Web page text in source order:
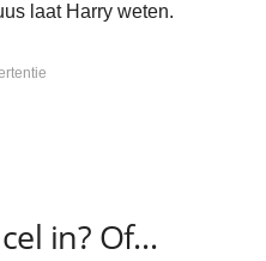
laat Harry weten.
in? Of…